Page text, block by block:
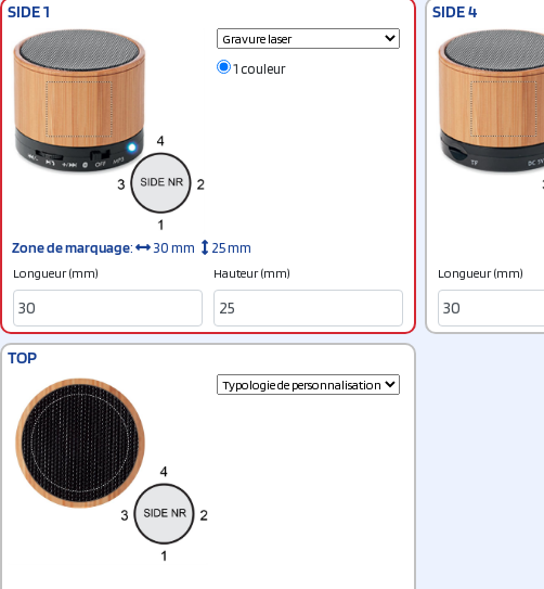
SIDE 1
1 couleur
Zone de marquage: 30 mm 25 mm
Longueur (mm) Hauteur (mm)
SIDE 4
Longueur (mm)
TOP